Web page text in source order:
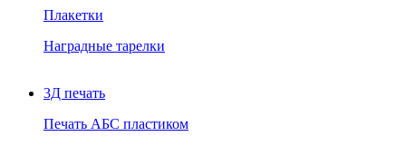
Плакетки
Наградные тарелки
3Д печать
Печать АБС пластиком